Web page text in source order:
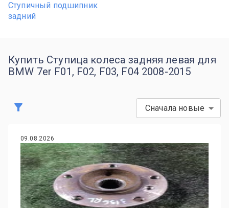
Ступичный подшипник
задний
Купить Ступица колеса задняя левая для
BMW 7er F01, F02, F03, F04 2008-2015
Сначала новые
09.08.2026